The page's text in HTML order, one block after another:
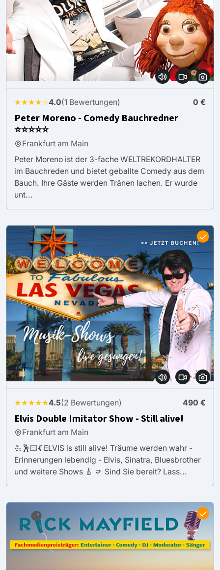
★★★★☆4.0(1 Bewertungen) 0 €
Peter Moreno - Comedy Bauchredner
⭐⭐⭐⭐⭐
Frankfurt am Main
Peter Moreno ist der 3-fache WELTREKORDHALTER
im Bauchreden und bietet geballte Comedy aus dem
Bauch. Ihre Gäste werden Tränen lachen. Er wurde
unt...
★★★★★4.5(2 Bewertungen) 490 €
Elvis Double Imitator Show - Still alive!
Frankfurt am Main
💪🕺🏻💃 ELVIS is still alive! Träume werden wahr -
Erinnerungen lebendig - Elvis, Sinatra, Bluesbrother
und weitere Shows 🎸 🫵 Sind Sie bereit? Lass...